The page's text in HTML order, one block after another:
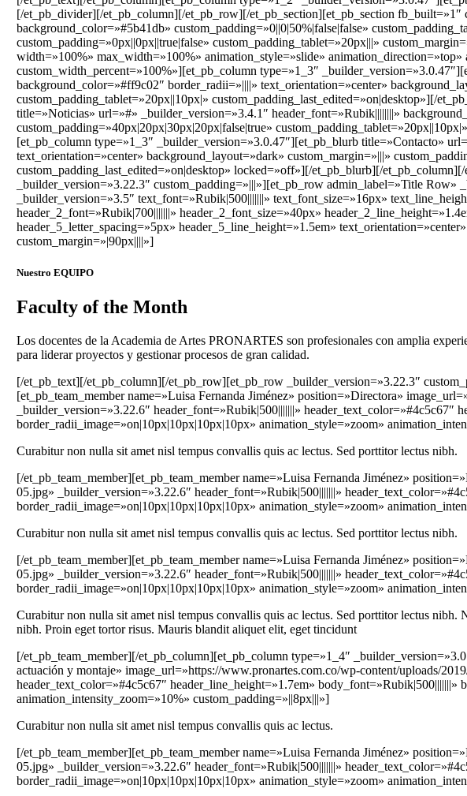
[/et_pb_divider][/et_pb_column][/et_pb_row][/et_pb_section][et_pb_section
background_color=»#5b41db» custom_padding=»0||0|50%|false|false»
custom_padding=»0px||0px||true|false» custom_padding_tablet=»20px|||»
width=»100%» max_width=»100%» animation_style=»slide»
custom_width_percent=»100%»][et_pb_column type=»1_3″
background_color=»#ff9c02″ border_radii=»||||» text_orientation=»center»
custom_padding_tablet=»20px||10px|» custom_padding_last_edited=»on|desktop»][/
title=»Noticias» url=»#» _builder_version=»3.4.1″ header_font=»Rubik||||||||»
custom_padding=»40px|20px|30px|20px|false|true»
[et_pb_column type=»1_3″ _builder_version=»3.0.47″][et_pb_blurb title=»Contacto»
text_orientation=»center» background_layout=»dark» custom_margin=»|||»
custom_padding_last_edited=»on|desktop» locked=»off»][/et_pb_blurb][/
_builder_version=»3.22.3″ custom_padding=»|||»][et_pb_row admin_label=»Title
_builder_version=»3.5″ text_font=»Rubik|500|||||||» text_font_size=»16px»
header_2_font=»Rubik|700|||||||» header_2_font_size=»40px»
header_5_letter_spacing=»5px» header_5_line_height=»1.5em»
custom_margin=»|90px||||»]
Nuestro EQUIPO
Faculty of the Month
Los docentes de la Academia de Artes PRONARTES son profesionales con amplia
para liderar proyectos y gestionar procesos de gran calidad.
[/et_pb_text][/et_pb_column][/et_pb_row][et_pb_row _builder_version=»3.22.3″
[et_pb_team_member name=»Luisa Fernanda Jiménez» position=»Directora»
_builder_version=»3.22.6″ header_font=»Rubik|500|||||||»
border_radii_image=»on|10px|10px|10px|10px» animation_style=»zoom»
Curabitur non nulla sit amet nisl tempus convallis quis ac lectus. Sed porttitor lectus nibh.
[/et_pb_team_member][et_pb_team_member name=»Luisa Fernanda Jiménez»
05.jpg» _builder_version=»3.22.6″ header_font=»Rubik|500|||||||»
border_radii_image=»on|10px|10px|10px|10px» animation_style=»zoom»
Curabitur non nulla sit amet nisl tempus convallis quis ac lectus. Sed porttitor lectus nibh.
[/et_pb_team_member][et_pb_team_member name=»Luisa Fernanda Jiménez»
05.jpg» _builder_version=»3.22.6″ header_font=»Rubik|500|||||||»
border_radii_image=»on|10px|10px|10px|10px» animation_style=»zoom»
Curabitur non nulla sit amet nisl tempus convallis quis ac lectus. Sed porttitor lectus
nibh. Proin eget tortor risus. Mauris blandit aliquet elit, eget tincidunt
[/et_pb_team_member][/et_pb_column][et_pb_column type=»1_4″
actuación y montaje» image_url=»https://www.pronartes.com.co/wp-content/uploads/
header_text_color=»#4c5c67″ header_line_height=»1.7em»
animation_intensity_zoom=»10%» custom_padding=»||8px|||»]
Curabitur non nulla sit amet nisl tempus convallis quis ac lectus.
[/et_pb_team_member][et_pb_team_member name=»Luisa Fernanda Jiménez»
05.jpg» _builder_version=»3.22.6″ header_font=»Rubik|500|||||||»
border_radii_image=»on|10px|10px|10px|10px» animation_style=»zoom»